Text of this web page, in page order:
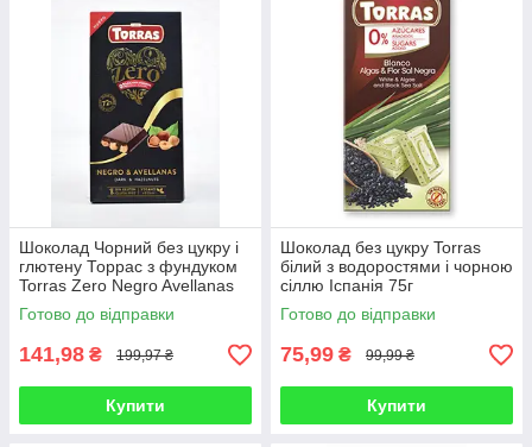
Шоколад Чорний без цукру і
глютену Торрас з фундуком
Torras Zero Negro Avellanas
150 г Іспанія
Готово до відправки
141,98 ₴ 199,97 ₴
Купити
Шоколад без цукру Torras
білий з водоростями і чорною
сіллю Іспанія 75г
Готово до відправки
75,99 ₴ 99,99 ₴
Купити